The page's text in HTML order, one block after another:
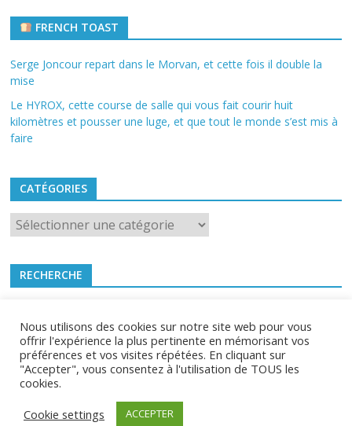
FRENCH TOAST
Serge Joncour repart dans le Morvan, et cette fois il double la
mise
Le HYROX, cette course de salle qui vous fait courir huit
kilomètres et pousser une luge, et que tout le monde s’est mis à
faire
CATÉGORIES
Catégories
RECHERCHE
Mes4Roues.fr 2021 -